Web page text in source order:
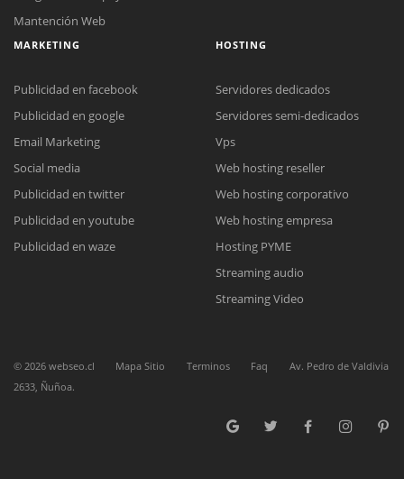
Reunión online
Nuestros ejecutivos le enviarán un correo electrónico con el enlace a
Cotización
Complete el formulario y nos contactaremos a la brevedad.
Chat Online
Todos nuestros ejecutivos están fuera de línea. Complete el formulario
para enviarnos un correo electrónico con sus datos personales.
Mantención Web
MARKETING
Publicidad en facebook
Publicidad en google
Email Marketing
Social media
Publicidad en twitter
Publicidad en youtube
Publicidad en waze
HOSTING
Servidores dedicados
Servidores semi-dedicados
Vps
Web hosting reseller
Web hosting corporativo
Web hosting empresa
Hosting PYME
Streaming audio
Streaming Video
© 2026 webseo.cl Mapa Sitio Terminos Faq
Av. Pedro de Valdivia
2633, Ñuñoa.